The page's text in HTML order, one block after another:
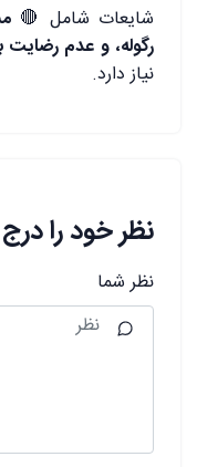
شایعات شامل 🔴
رگوله، و عدم رضایت
نیاز دارد.
نظر خود را
نظر شما